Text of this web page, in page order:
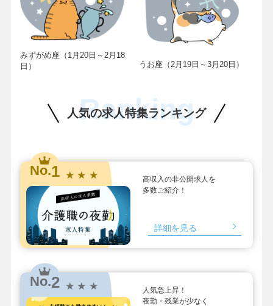
みずがめ座（1月20日～2月18
日）
うお座（2月19日～3月20日）
人気の求人特集ランキング
Ranking
No.1 ★ ★ ★
高収入の非公開求人を
多数ご紹介！
詳細を見る
No.2 ★ ★ ★
人気急上昇！
夜勤・残業が少なく